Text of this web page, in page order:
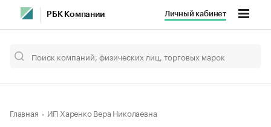
РБК Компании Личный кабинет
Главная ИП Харенко Вера Николаевна